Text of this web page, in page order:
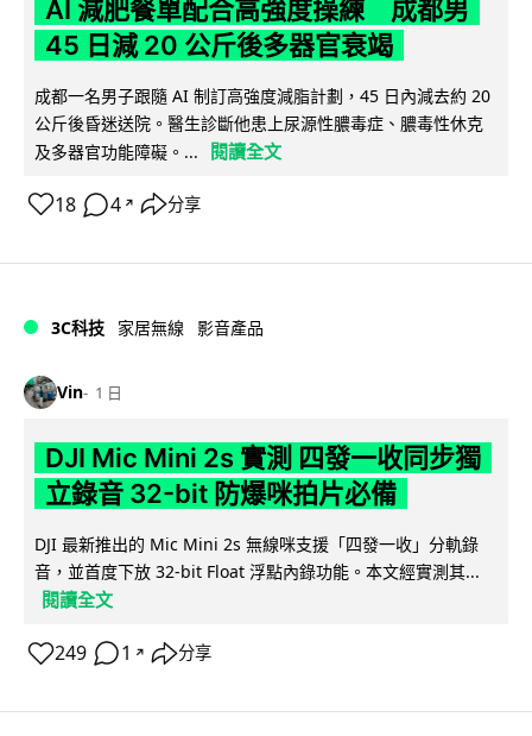
AI 減肥餐單配合高強度操練 成都男
45 日減 20 公斤後多器官衰竭
成都一名男子跟隨 AI 制訂高強度減脂計劃，45 日內減去約 20
公斤後昏迷送院。醫生診斷他患上尿源性膿毒症、膿毒性休克
及多器官功能障礙。...
閱讀全文
18 4 ↗ 分享
3C科技 家居無線 影音產品
Vin 1 日
DJI Mic Mini 2s 實測 四發一收同步獨
立錄音 32-bit 防爆咪拍片必備
DJI 最新推出的 Mic Mini 2s 無線咪支援「四發一收」分軌錄
音，並首度下放 32-bit Float 浮點內錄功能。本文經實測其...
閱讀全文
249 1 ↗ 分享